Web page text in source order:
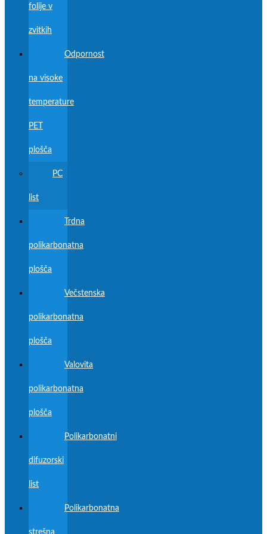
folije v
zvitkih
Odpornost
na visoke
temperature
PET
plošča
PC
list
Trdna
polikarbonatna
plošča
Večstenska
polikarbonatna
plošča
Valovita
polikarbonatna
plošča
Polikarbonatni
difuzorski
list
Polikarbonatna
strešna